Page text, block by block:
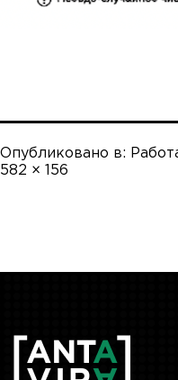
Опубликовано в:
Полный
582 × 156